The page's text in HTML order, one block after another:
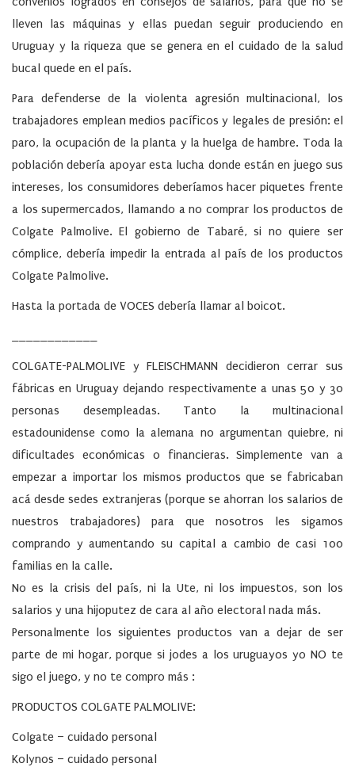
lleven las máquinas y ellas puedan seguir produciendo en
Uruguay y la riqueza que se genera en el cuidado de la salud
bucal quede en el país.
Para defenderse de la violenta agresión multinacional, los
trabajadores emplean medios pacíficos y legales de presión: el
paro, la ocupación de la planta y la huelga de hambre. Toda la
población debería apoyar esta lucha donde están en juego sus
intereses, los consumidores deberíamos hacer piquetes frente
a los supermercados, llamando a no comprar los productos de
Colgate Palmolive. El gobierno de Tabaré, si no quiere ser
cómplice, debería impedir la entrada al país de los productos
Colgate Palmolive.
Hasta la portada de VOCES debería llamar al boicot.
COLGATE-PALMOLIVE y FLEISCHMANN decidieron cerrar sus
fábricas en Uruguay dejando respectivamente a unas 50 y 30
personas desempleadas. Tanto la multinacional
estadounidense como la alemana no argumentan quiebre, ni
dificultades económicas o financieras. Simplemente van a
empezar a importar los mismos productos que se fabricaban
acá desde sedes extranjeras (porque se ahorran los salarios de
nuestros trabajadores) para que nosotros les sigamos
comprando y aumentando su capital a cambio de casi 100
familias en la calle.
No es la crisis del país, ni la Ute, ni los impuestos, son los
salarios y una hijoputez de cara al año electoral nada más.
Personalmente los siguientes productos van a dejar de ser
parte de mi hogar, porque si jodes a los uruguayos yo NO te
sigo el juego, y no te compro más :
PRODUCTOS COLGATE PALMOLIVE:
Colgate – cuidado personal
Kolynos – cuidado personal